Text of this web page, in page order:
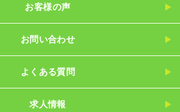
お客様の声
お問い合わせ
よくある質問
求人情報